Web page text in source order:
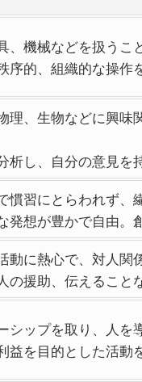
、機械などを扱うこ
序的、組織的な操作
理、生物などに興味
析し、自分の意見を
慣習にとらわれず、
発想が豊かで自由。
動に熱心で、対人関
の援助、伝えること
シップを取り、人を
益を目的とした活動